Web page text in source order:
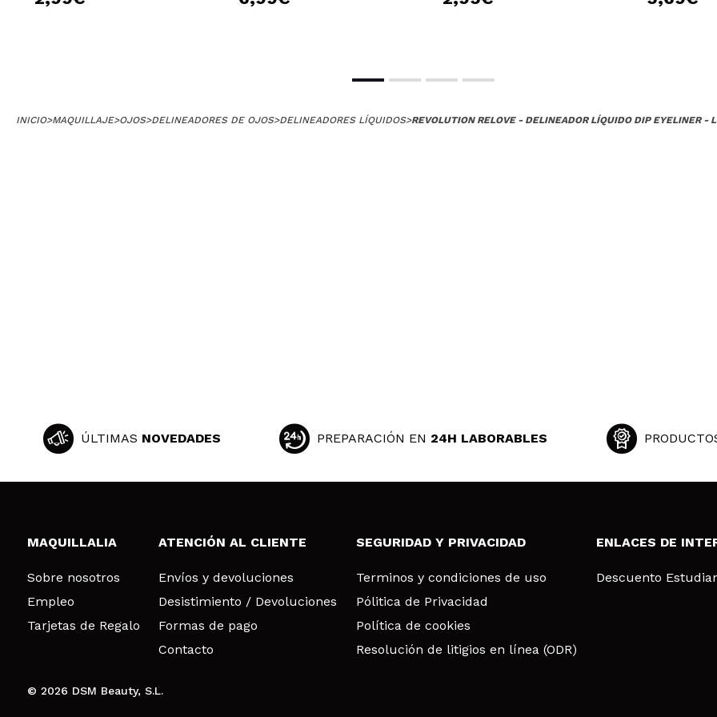
INICIO>MAQUILLAJE>OJOS>DELINEADORES DE OJOS>DELINEADORES LÍQUIDOS>REVOLUTION RELOVE - DELINEADOR LÍQUIDO DIP EYELINER -
ÚLTIMAS NOVEDADES PREPARACIÓN EN 24H LABORABLES
MAQUILLALIA
Sobre nosotros
Empleo
Tarjetas de Regalo
ATENCIÓN AL CLIENTE
Envíos y devoluciones
Desistimiento / Devoluciones
Formas de pago
Contacto
SEGURIDAD Y PRIVACIDAD
Terminos y condiciones de uso
Pólitica de Privacidad
Política de cookies
Resolución de litigios en línea (ODR)
ENLACES DE
Descuento
© 2026 DSM Beauty, S.L.